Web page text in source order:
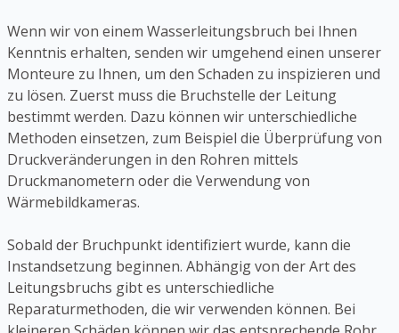
Wenn wir von einem Wasserleitungsbruch bei Ihnen
Kenntnis erhalten, senden wir umgehend einen unserer
Monteure zu Ihnen, um den Schaden zu inspizieren und
zu lösen. Zuerst muss die Bruchstelle der Leitung
bestimmt werden. Dazu können wir unterschiedliche
Methoden einsetzen, zum Beispiel die Überprüfung von
Druckveränderungen in den Rohren mittels
Druckmanometern oder die Verwendung von
Wärmebildkameras.
Sobald der Bruchpunkt identifiziert wurde, kann die
Instandsetzung beginnen. Abhängig von der Art des
Leitungsbruchs gibt es unterschiedliche
Reparaturmethoden, die wir verwenden können. Bei